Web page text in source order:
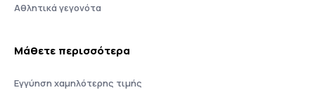
Αθλητικά γεγονότα
Μάθετε περισσότερα
Εγγύηση χαμηλότερης τιμής